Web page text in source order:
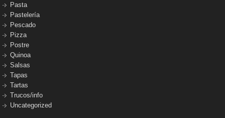
Pasta
Pastelería
Pescado
Pizza
Postre
Quinoa
Salsas
Tapas
Tartas
Trucos/info
Uncategorized